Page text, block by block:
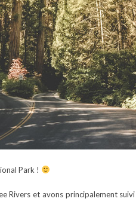
Park !
Rivers et avons principalement